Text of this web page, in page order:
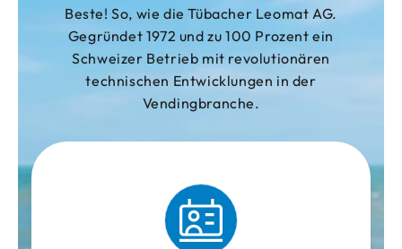
Beste! So, wie die Tübacher Leomat AG.
Gegründet 1972 und zu 100 Prozent ein
Schweizer Betrieb mit revolutionären
technischen Entwicklungen in der
Vendingbranche.